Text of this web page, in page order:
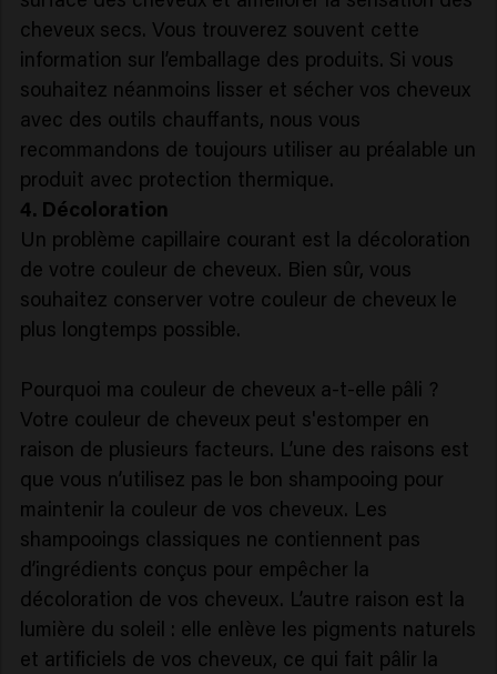
cheveux secs. Vous trouverez souvent cette
information sur l’emballage des produits. Si vous
souhaitez néanmoins lisser et sécher vos cheveux
avec des outils chauffants, nous vous
recommandons de toujours utiliser au préalable un
produit avec protection thermique.
4. Décoloration
Un problème capillaire courant est la décoloration
de votre couleur de cheveux. Bien sûr, vous
souhaitez conserver votre couleur de cheveux le
plus longtemps possible.
Pourquoi ma couleur de cheveux a-t-elle pâli ?
Votre couleur de cheveux peut s'estomper en
raison de plusieurs facteurs. L’une des raisons est
que vous n’utilisez pas le bon shampooing pour
maintenir la couleur de vos cheveux. Les
shampooings classiques ne contiennent pas
d’ingrédients conçus pour empêcher la
décoloration de vos cheveux. L’autre raison est la
lumière du soleil : elle enlève les pigments naturels
et artificiels de vos cheveux, ce qui fait pâlir la